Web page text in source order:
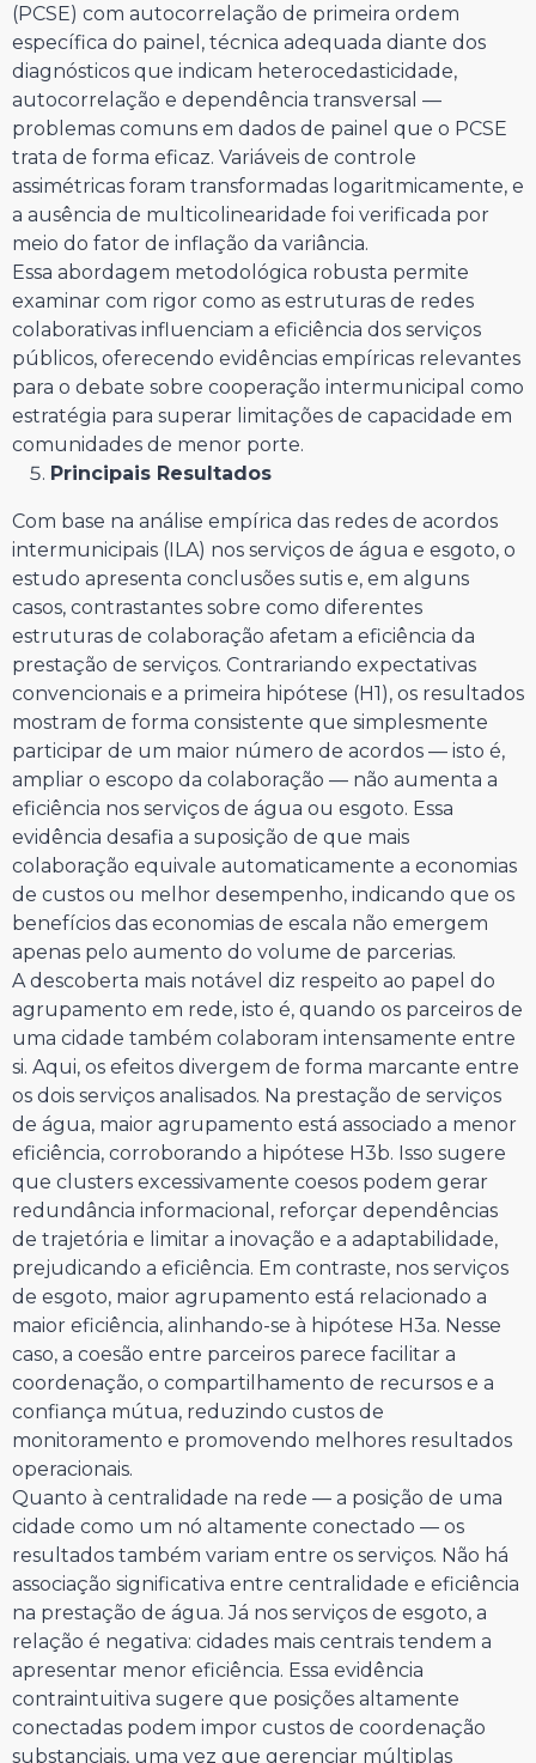
(PCSE) com autocorrelação de primeira ordem
específica do painel, técnica adequada diante dos
diagnósticos que indicam heterocedasticidade,
autocorrelação e dependência transversal —
problemas comuns em dados de painel que o PCSE
trata de forma eficaz. Variáveis de controle
assimétricas foram transformadas logaritmicamente, e
a ausência de multicolinearidade foi verificada por
meio do fator de inflação da variância.
Essa abordagem metodológica robusta permite
examinar com rigor como as estruturas de redes
colaborativas influenciam a eficiência dos serviços
públicos, oferecendo evidências empíricas relevantes
para o debate sobre cooperação intermunicipal como
estratégia para superar limitações de capacidade em
comunidades de menor porte.
Principais Resultados
Com base na análise empírica das redes de acordos
intermunicipais (ILA) nos serviços de água e esgoto, o
estudo apresenta conclusões sutis e, em alguns
casos, contrastantes sobre como diferentes
estruturas de colaboração afetam a eficiência da
prestação de serviços. Contrariando expectativas
convencionais e a primeira hipótese (H1), os resultados
mostram de forma consistente que simplesmente
participar de um maior número de acordos — isto é,
ampliar o escopo da colaboração — não aumenta a
eficiência nos serviços de água ou esgoto. Essa
evidência desafia a suposição de que mais
colaboração equivale automaticamente a economias
de custos ou melhor desempenho, indicando que os
benefícios das economias de escala não emergem
apenas pelo aumento do volume de parcerias.
A descoberta mais notável diz respeito ao papel do
agrupamento em rede, isto é, quando os parceiros de
uma cidade também colaboram intensamente entre
si. Aqui, os efeitos divergem de forma marcante entre
os dois serviços analisados. Na prestação de serviços
de água, maior agrupamento está associado a menor
eficiência, corroborando a hipótese H3b. Isso sugere
que clusters excessivamente coesos podem gerar
redundância informacional, reforçar dependências
de trajetória e limitar a inovação e a adaptabilidade,
prejudicando a eficiência. Em contraste, nos serviços
de esgoto, maior agrupamento está relacionado a
maior eficiência, alinhando-se à hipótese H3a. Nesse
caso, a coesão entre parceiros parece facilitar a
coordenação, o compartilhamento de recursos e a
confiança mútua, reduzindo custos de
monitoramento e promovendo melhores resultados
operacionais.
Quanto à centralidade na rede — a posição de uma
cidade como um nó altamente conectado — os
resultados também variam entre os serviços. Não há
associação significativa entre centralidade e eficiência
na prestação de água. Já nos serviços de esgoto, a
relação é negativa: cidades mais centrais tendem a
apresentar menor eficiência. Essa evidência
contraintuitiva sugere que posições altamente
conectadas podem impor custos de coordenação
substanciais, uma vez que gerenciar múltiplas